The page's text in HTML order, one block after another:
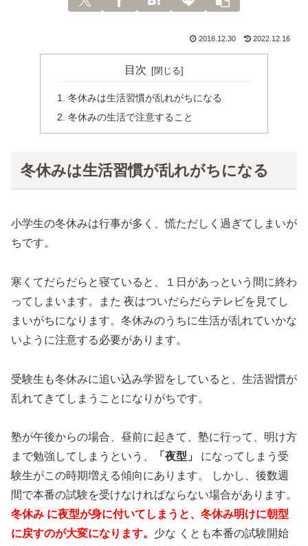
2018.12.30 2022.12.16
目次
冬休みは生活習慣が乱れがちになる
冬休みの生活で注意すること
冬休みは生活習慣が乱れがちになる
小学生の冬休みは行事が多く、慌ただしく過ぎてしまいが
ちです。
寒くてだらだらと寝ていると、１日があっという間に終わ
ってしまいます。また 夜はついだらだらテレビを見てし
まいがちになります。冬休みのうちに生活が乱れていかな
いように注意する必要があります。
受験生も冬休みに追い込み学習をしていると、生活習慣が
乱れてきてしまうことになりがちです。
塾が午後からの場合、昼前に起きて、塾に行って、明け方
まで勉強してしまうという、
「夜型」
になってしまう受
験生がこの時期増える傾向にあります。 しかし、後数週
間で本番の試験を受けなければならない場合があります。
冬休み に夜型が身に付いてしまうと、冬休み明けに朝型
に戻すのが大変になります。 少な くとも本番の試験開始